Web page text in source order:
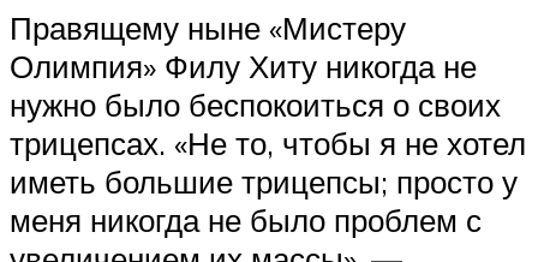
Правящему ныне «Мистеру
Олимпия» Филу Хиту никогда не
нужно было беспокоиться о своих
трицепсах. «Не то, чтобы я не хотел
иметь большие трицепсы; просто у
меня никогда не было проблем с